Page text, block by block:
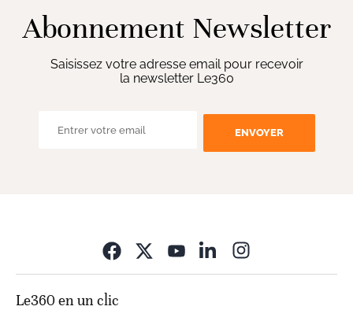
Abonnement Newsletter
Saisissez votre adresse email pour recevoir
la newsletter Le360
ENVOYER
Le360 en un clic